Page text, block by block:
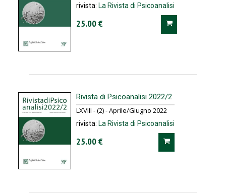
rivista: La Rivista di Psicoanalisi
25.00 €
Rivista di Psicoanalisi 2022/2
LXVIII - (2) - Aprile/Giugno 2022
rivista: La Rivista di Psicoanalisi
25.00 €